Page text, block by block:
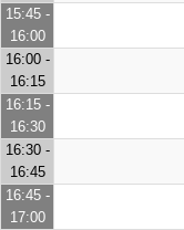
15:45 -
16:00
16:00 -
16:15
16:15 -
16:30
16:30 -
16:45
16:45 -
17:00